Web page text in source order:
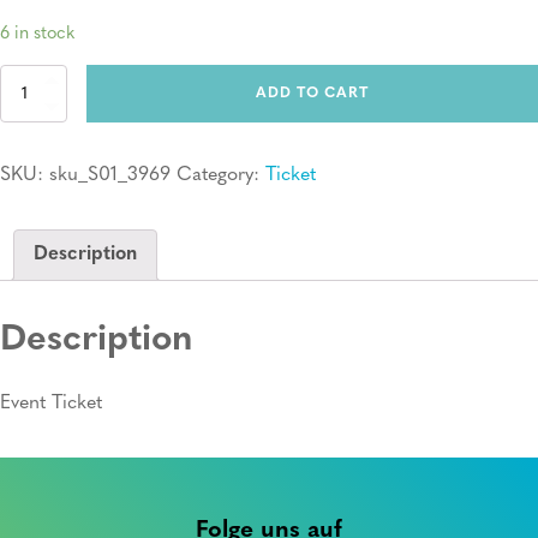
6 in stock
Ticket:
quantity
ADD TO CART
SKU: sku_S01_3969 Category: Ticket
Description
Description
Event Ticket
Folge uns auf